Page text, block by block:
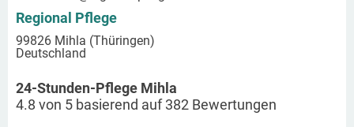
Regional Pflege
99826 Mihla (Thüringen)
Deutschland
24-Stunden-Pflege Mihla
4.8 von 5 basierend auf382 Bewertungen